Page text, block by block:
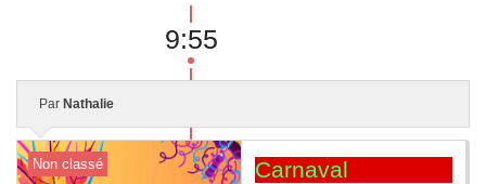
9:55
Par Nathalie
Non classé Carnaval